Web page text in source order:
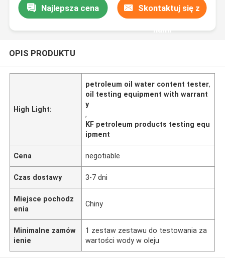
Najlepsza cena Skontaktuj się z
nami
OPIS PRODUKTU
High Light:
petroleum oil water content tester,
oil testing equipment with warrant
y
,
KF petroleum products testing equ
ipment
Cena negotiable
Czas dostawy 3-7 dni
Miejsce pochodz
enia
Chiny
Minimalne zamów
ienie
1 zestaw zestawu do testowania za
wartości wody w oleju